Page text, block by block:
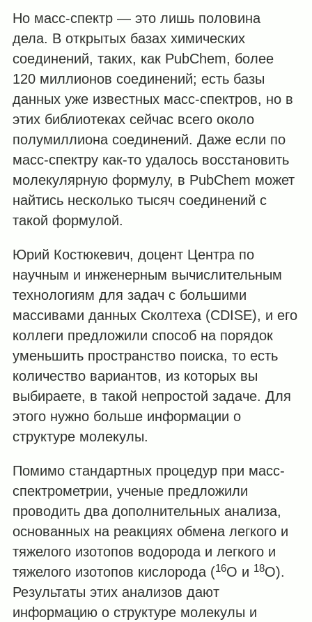
Но масс-спектр — это лишь половина
дела. В открытых базах химических
соединений, таких, как PubChem, более
120 миллионов соединений; есть базы
данных уже известных масс-спектров, но в
этих библиотеках сейчас всего около
полумиллиона соединений. Даже если по
масс-спектру как-то удалось восстановить
молекулярную формулу, в PubChem может
найтись несколько тысяч соединений с
такой формулой.
Юрий Костюкевич, доцент Центра по
научным и инженерным вычислительным
технологиям для задач с большими
массивами данных Сколтеха (CDISE), и его
коллеги предложили способ на порядок
уменьшить пространство поиска, то есть
количество вариантов, из которых вы
выбираете, в такой непростой задаче. Для
этого нужно больше информации о
структуре молекулы.
Помимо стандартных процедур при масс-
спектрометрии, ученые предложили
проводить два дополнительных анализа,
основанных на реакциях обмена легкого и
тяжелого изотопов водорода и легкого и
тяжелого изотопов кислорода (16O и 18O).
Результаты этих анализов дают
информацию о структуре молекулы и